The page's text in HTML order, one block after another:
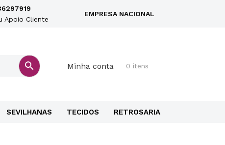
Apoio Cliente
EMPRESA NACIONAL
Minha conta 0 itens
SEVILHANAS TECIDOS RETROSARIA